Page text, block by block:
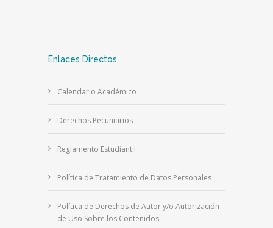
Enlaces Directos
Calendario Académico
Derechos Pecuniarios
Reglamento Estudiantil
Política de Tratamiento de Datos Personales
Política de Derechos de Autor y/o Autorización
de Uso Sobre los Contenidos.